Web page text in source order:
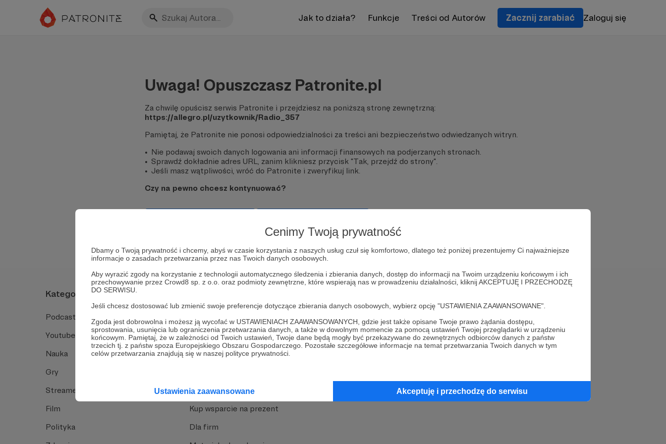
Cenimy Twoją prywatność
Dbamy o Twoją prywatność i chcemy, abyś w czasie korzystania z naszych usług czuł się komfortowo, dlatego też poniżej prezentujemy Ci najważniejsze
informacje o zasadach przetwarzania przez nas Twoich danych osobowych.
Aby wyrazić zgody na korzystanie z technologii automatycznego śledzenia i zbierania danych, dostęp do informacji na Twoim urządzeniu końcowym i ich
przechowywanie przez Crowd8 sp. z o.o. oraz podmioty zewnętrzne, które wspierają nas w prowadzeniu działalności, kliknij AKCEPTUJĘ I PRZECHODZĘ
DO SERWISU.
Jeśli chcesz dostosować lub zmienić swoje preferencje dotyczące zbierania danych osobowych, wybierz opcję "USTAWIENIA ZAAWANSOWANE".
Zgoda jest dobrowolna i możesz ją wycofać w USTAWIENIACH ZAAWANSOWANYCH, gdzie jest także opisane Twoje prawo żądania dostępu,
sprostowania, usunięcia lub ograniczenia przetwarzania danych, a także w dowolnym momencie za pomocą ustawień Twojej przeglądarki w urządzeniu
końcowym. Pamiętaj, że w zależności od Twoich ustawień, Twoje dane będą mogły być przekazywane do zewnętrznych odbiorców danych z państw
trzecich tj. z państw spoza Europejskiego Obszaru Gospodarczego. Pozostałe szczegółowe informacje na temat przetwarzania Twoich danych w tym
celów przetwarzania znajdują się w naszej polityce prywatności.
Ustawienia zaawansowane Akceptuję i przechodzę do serwisu
Jak to działa? Funkcje Treści od Autorów Zacznij zarabiać Zaloguj się
Uwaga! Opuszczasz Patronite.pl
Za chwilę opuścisz serwis Patronite i przejdziesz na poniższą stronę zewnętrzną:
https://allegro.pl/uzytkownik/Radio_357
Pamiętaj, że Patronite nie ponosi odpowiedzialności za treści ani bezpieczeństwo odwiedzanych witryn.
Nie podawaj swoich danych logowania ani informacji finansowych na podjerzanych stronach.
Sprawdź dokładnie adres URL, zanim klikniesz przycisk "Tak, przejdź do strony".
Jeśli masz wątpliwości, wróć do Patronite i zweryfikuj link.
Czy na pewno chcesz kontynuować?
Kategorie
Podcast
Youtube
Nauka
Gry
Streamerzy
Film
Polityka
Jak to działa
Funkcje Patronite
Dlaczego Patronite?
Opinie Twórców
Kup wsparcie na prezent
Dla firm
MCN Patronite
Suppi.pl
FAQ
Kontakt z zespołem Patronite